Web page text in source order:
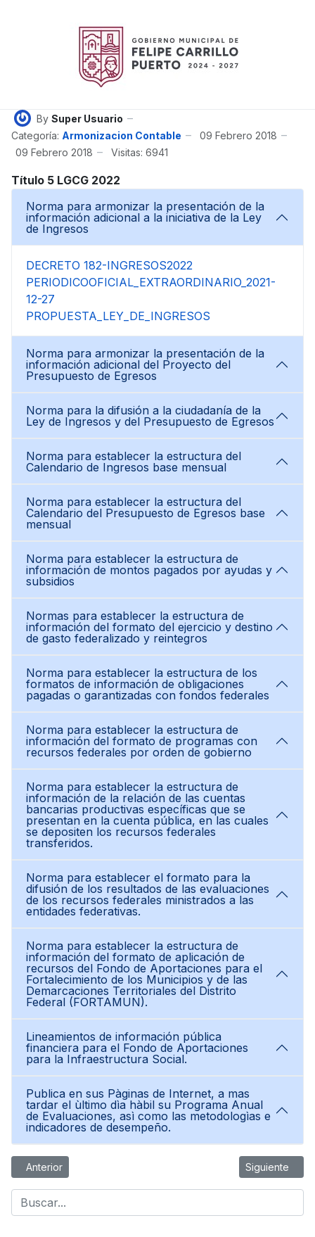
By Super Usuario
Categoría: Armonizacion Contable
09 Febrero 2018
09 Febrero 2018
Visitas: 6941
Título 5 LGCG 2022
Norma para armonizar la presentación de la
información adicional a la iniciativa de la Ley
de Ingresos
DECRETO 182-INGRESOS2022
PERIODICOOFICIAL_EXTRAORDINARIO_2021-
12-27
PROPUESTA_LEY_DE_INGRESOS
Norma para armonizar la presentación de la
información adicional del Proyecto del
Presupuesto de Egresos
Norma para la difusión a la ciudadanía de la
Ley de Ingresos y del Presupuesto de Egresos
Norma para establecer la estructura del
Calendario de Ingresos base mensual
Norma para establecer la estructura del
Calendario del Presupuesto de Egresos base
mensual
Norma para establecer la estructura de
información de montos pagados por ayudas y
subsidios
Normas para establecer la estructura de
información del formato del ejercicio y destino
de gasto federalizado y reintegros
Norma para establecer la estructura de los
formatos de información de obligaciones
pagadas o garantizadas con fondos federales
Norma para establecer la estructura de
información del formato de programas con
recursos federales por orden de gobierno
Norma para establecer la estructura de
información de la relación de las cuentas
bancarias productivas específicas que se
presentan en la cuenta pública, en las cuales
se depositen los recursos federales
transferidos.
Norma para establecer el formato para la
difusión de los resultados de las evaluaciones
de los recursos federales ministrados a las
entidades federativas.
Norma para establecer la estructura de
información del formato de aplicación de
recursos del Fondo de Aportaciones para el
Fortalecimiento de los Municipios y de las
Demarcaciones Territoriales del Distrito
Federal (FORTAMUN).
Lineamientos de información pública
financiera para el Fondo de Aportaciones
para la Infraestructura Social.
Publica en sus Pàginas de Internet, a mas
tardar el ùltimo dìa hàbil su Programa Anual
de Evaluaciones, asì como las metodologìas e
indicadores de desempeño.
Artículo anterior: Titulo 5 LGCG 2021
Anterior Artículo
Siguiente